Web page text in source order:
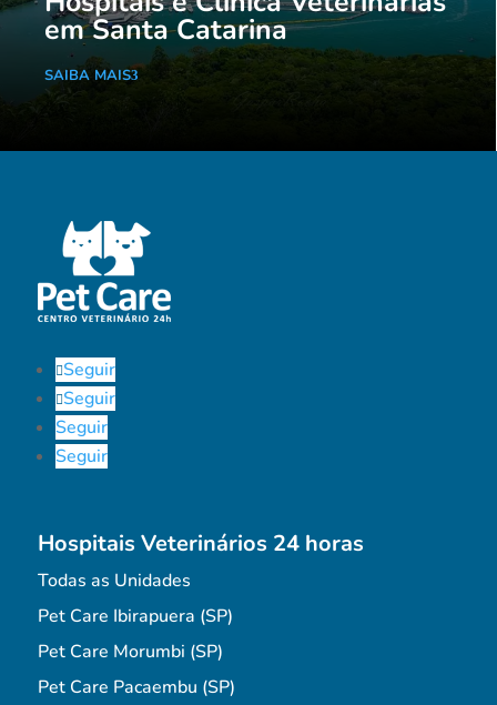
em Santa Catarina
SAIBA MAIS
Seguir
Seguir
Seguir
Seguir
Hospitais Veterinários 24 horas
Todas as Unidades
Pet Care Ibirapuera (SP)
Pet Care Morumbi (SP)
Pet Care Pacaembu (SP)